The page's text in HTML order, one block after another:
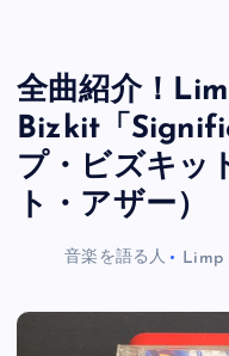
全曲紹介！
Bizkit「
プ・ビズキッ
ト・アザー）
音楽を語る人 Limp